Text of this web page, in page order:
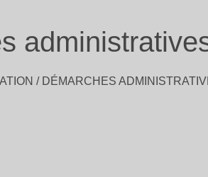
/ DÉMARCHES